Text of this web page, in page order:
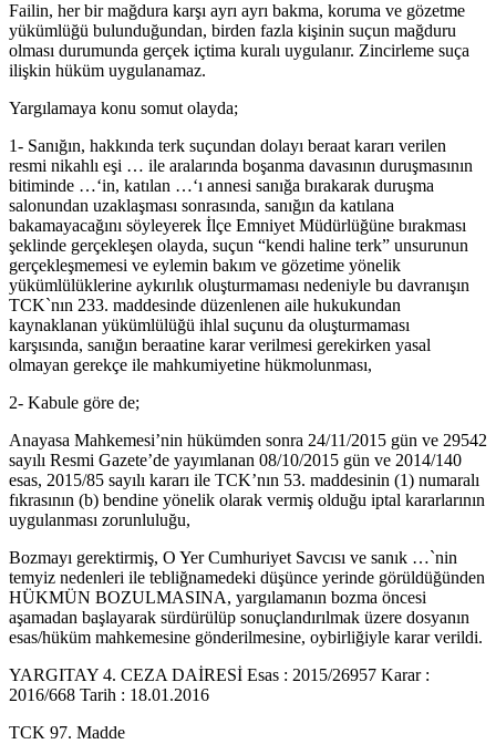
Failin, her bir mağdura karşı ayrı ayrı bakma, koruma ve gözetme
yükümlüğü bulunduğundan, birden fazla kişinin suçun mağduru
olması durumunda gerçek içtima kuralı uygulanır. Zincirleme suça
ilişkin hüküm uygulanamaz.
Yargılamaya konu somut olayda;
1- Sanığın, hakkında terk suçundan dolayı beraat kararı verilen
resmi nikahlı eşi … ile aralarında boşanma davasının duruşmasının
bitiminde …‘in, katılan …‘ı annesi sanığa bırakarak duruşma
salonundan uzaklaşması sonrasında, sanığın da katılana
bakamayacağını söyleyerek İlçe Emniyet Müdürlüğüne bırakması
şeklinde gerçekleşen olayda, suçun “kendi haline terk” unsurunun
gerçekleşmemesi ve eylemin bakım ve gözetime yönelik
yükümlülüklerine aykırılık oluşturmaması nedeniyle bu davranışın
TCK`nın 233. maddesinde düzenlenen aile hukukundan
kaynaklanan yükümlülüğü ihlal suçunu da oluşturmaması
karşısında, sanığın beraatine karar verilmesi gerekirken yasal
olmayan gerekçe ile mahkumiyetine hükmolunması,
2- Kabule göre de;
Anayasa Mahkemesi’nin hükümden sonra 24/11/2015 gün ve 29542
sayılı Resmi Gazete’de yayımlanan 08/10/2015 gün ve 2014/140
esas, 2015/85 sayılı kararı ile TCK’nın 53. maddesinin (1) numaralı
fıkrasının (b) bendine yönelik olarak vermiş olduğu iptal kararlarının
uygulanması zorunluluğu,
Bozmayı gerektirmiş, O Yer Cumhuriyet Savcısı ve sanık …`nin
temyiz nedenleri ile tebliğnamedeki düşünce yerinde görüldüğünden
HÜKMÜN BOZULMASINA, yargılamanın bozma öncesi
aşamadan başlayarak sürdürülüp sonuçlandırılmak üzere dosyanın
esas/hüküm mahkemesine gönderilmesine, oybirliğiyle karar verildi.
YARGITAY 4. CEZA DAİRESİ Esas : 2015/26957 Karar :
2016/668 Tarih : 18.01.2016
TCK 97. Madde